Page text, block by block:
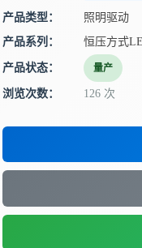
产品类型：
照明驱动
产品系列：
恒压方式
产品状态： 量产
浏览次数： 126 次